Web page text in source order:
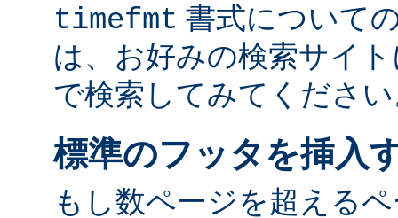
timefmt 書式について
は、お好みの検索サイ
で検索してみてくださ
標準のフッタを挿入
もし数ページを超える